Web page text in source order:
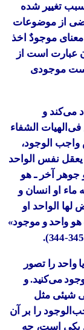
تغییر شده
از موضوعات
موجودٌ اخذ
عبارت است از
است موجودی
می‌کند و
الشفاء
الوجود،
یعقل نفس الواحد
جوهر آخر ـ هو
ماء او انسان و
الواحد او
واحد و موجود»
واحد را تصور
می‌کنید. و
شیئی مثل
را بر آن
یکی است، چه